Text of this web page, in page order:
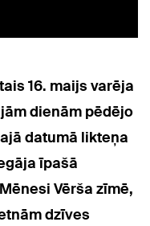
16. maijs varēja
dienām pēdējo
datumā likteņa
īpašā
Vērša zīmē,
dzīves